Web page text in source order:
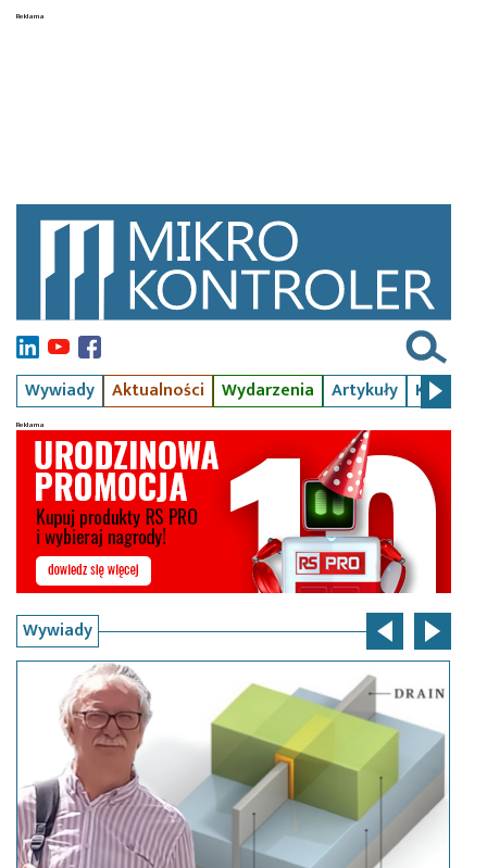
Wywiady Aktualności Wydarzenia Artykuły Kursy
Wywiady